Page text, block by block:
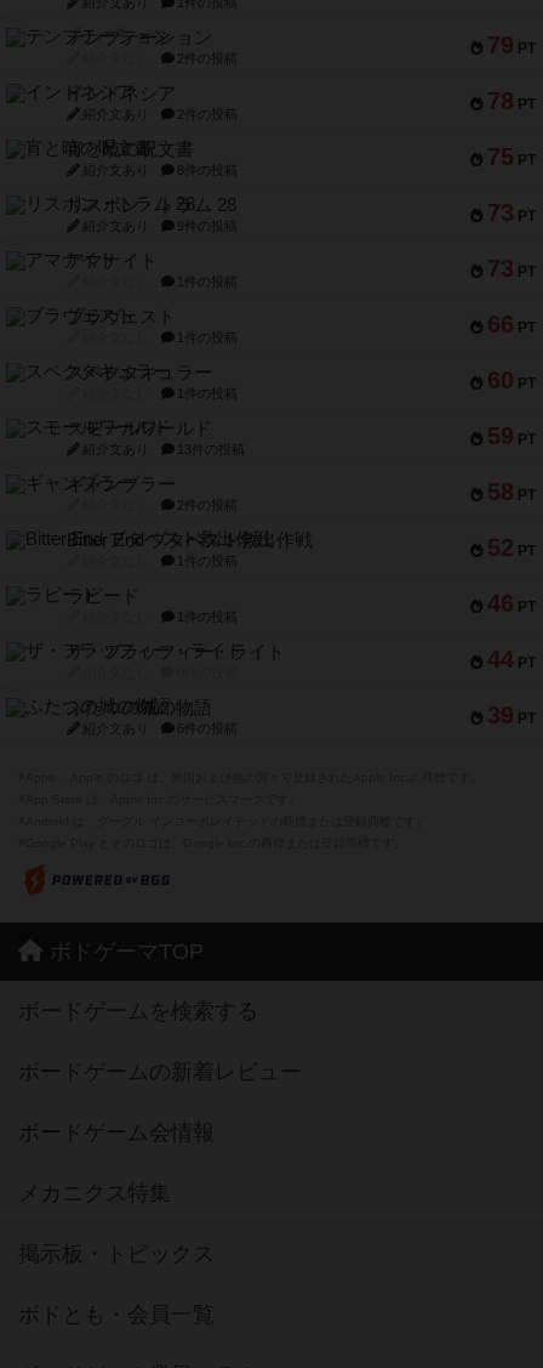
79 PT
テンプテーション
2件の投稿
78 PT
インドネシア
紹介文あり 2件の投稿
75 PT
宵と暁の呪文書
紹介文あり 8件の投稿
73 PT
リスボン・トラム 28
紹介文あり 9件の投稿
73 PT
アマナイト
1件の投稿
66 PT
ブラヴェスト
1件の投稿
60 PT
スペクタキュラー
1件の投稿
59 PT
スモールワールド
紹介文あり 13件の投稿
58 PT
ギャンブラー
2件の投稿
52 PT
Bitter End ブタペスト救出作戦
1件の投稿
46 PT
ラピード
1件の投稿
44 PT
ザ・フラッフィー・ライト
39 PT
ふたつの城の物語
紹介文あり 6件の投稿
ボドゲーマTOP
ボードゲームを検索する
ボードゲームの新着レビュー
ボードゲーム会情報
メカニクス特集
掲示板・トピックス
ボドとも・会員一覧